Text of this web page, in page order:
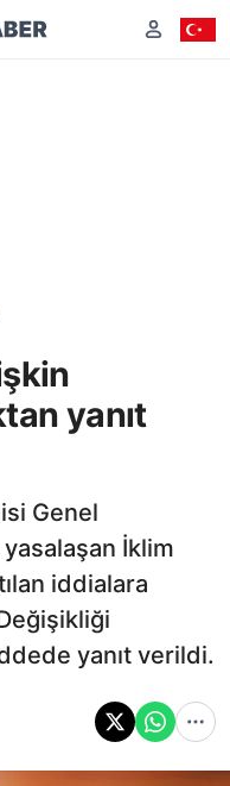
yanıt
Genel
İklim
iddialara
yanıt verildi.